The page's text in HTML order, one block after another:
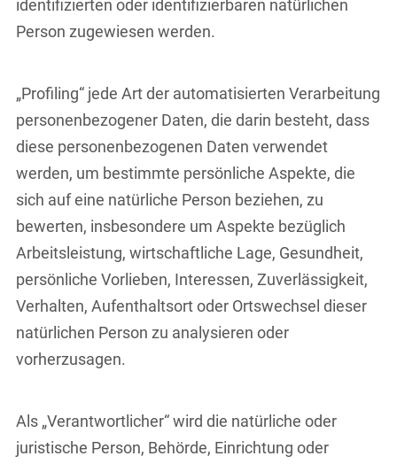
identifizierten oder identifizierbaren natürlichen
Person zugewiesen werden.
„Profiling“ jede Art der automatisierten Verarbeitung
personenbezogener Daten, die darin besteht, dass
diese personenbezogenen Daten verwendet
werden, um bestimmte persönliche Aspekte, die
sich auf eine natürliche Person beziehen, zu
bewerten, insbesondere um Aspekte bezüglich
Arbeitsleistung, wirtschaftliche Lage, Gesundheit,
persönliche Vorlieben, Interessen, Zuverlässigkeit,
Verhalten, Aufenthaltsort oder Ortswechsel dieser
natürlichen Person zu analysieren oder
vorherzusagen.
Als „Verantwortlicher“ wird die natürliche oder
juristische Person, Behörde, Einrichtung oder